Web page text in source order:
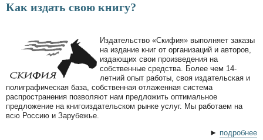
Как издать свою книгу?
Издательство «Скифия» выполняет заказы
на издание книг от организаций и авторов,
издающих свои произведения на
собственные средства. Более чем 14-
летний опыт работы, своя издательская и
полиграфическая база, собственная отлаженная система
распространения позволяют нам предложить оптимальное
предложение на книгоиздательском рынке услуг. Мы работаем на
всю Россию и Зарубежье.
► подробнее